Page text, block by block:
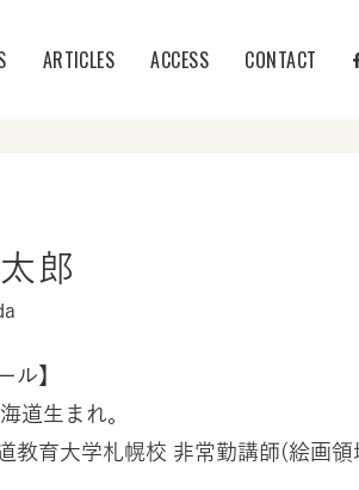
ARTICLES ACCESS CONTACT
郎
ル】
道生まれ。
教育大学札幌校 非常勤講師(絵画領